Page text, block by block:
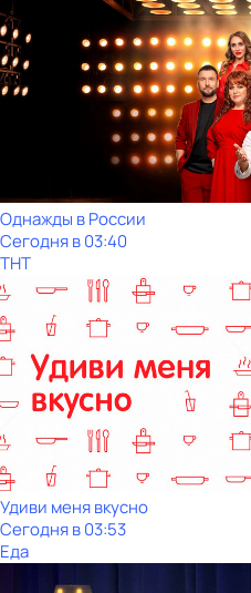
Однажды в России
Сегодня в 03:40
ТНТ
Удиви меня вкусно
Сегодня в 03:53
Еда